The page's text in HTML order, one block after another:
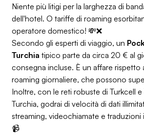
Niente più litigi per la larghezza di
dell'hotel. O tariffe di roaming
operatore domestico! 💸❌
Secondo gli esperti di viaggio, un
Turchia tipico parte da circa 20 € al
consegna incluse. È un affare rispetto
roaming giornaliere, che possono
Inoltre, con le reti robuste di Turkcell
Turchia, godrai di velocità di dati
streaming, videochiamate e traduzioni
📹